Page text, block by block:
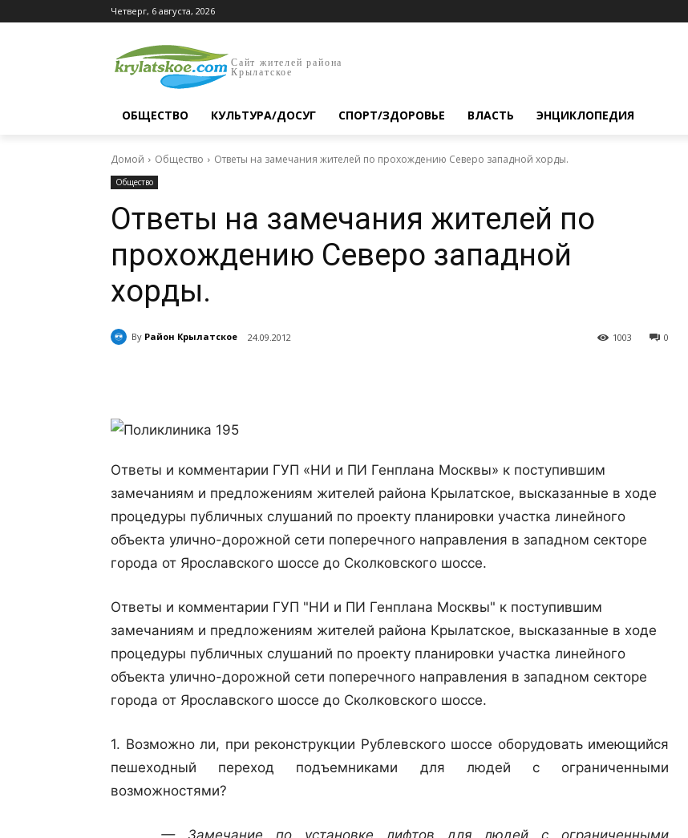
Четверг, 6 августа, 2026
Сайт жителей района
Крылатское
ОБЩЕСТВО КУЛЬТУРА/ДОСУГ СПОРТ/ЗДОРОВЬЕ ВЛАСТЬ ЭНЦИКЛОПЕДИЯ
Домой Общество Ответы на замечания жителей по прохождению Северо западной хорды.
Общество
Ответы на замечания жителей по
прохождению Северо западной
хорды.
By Район Крылатское 24.09.2012 0
1003
Ответы и комментарии ГУП «НИ и ПИ Генплана Москвы» к поступившим
замечаниям и предложениям жителей района Крылатское, высказанные в ходе
процедуры публичных слушаний по проекту планировки участка линейного
объекта улично-дорожной сети поперечного направления в западном секторе
города от Ярославского шоссе до Сколковского шоссе.
Ответы и комментарии ГУП "НИ и ПИ Генплана Москвы" к поступившим
замечаниям и предложениям жителей района Крылатское, высказанные в ходе
процедуры публичных слушаний по проекту планировки участка линейного
объекта улично-дорожной сети поперечного направления в западном секторе
города от Ярославского шоссе до Сколковского шоссе.
1. Возможно ли, при реконструкции Рублевского шоссе оборудовать имеющийся
пешеходный переход подъемниками для людей с ограниченными
возможностями?
— Замечание по установке лифтов для людей с ограниченными